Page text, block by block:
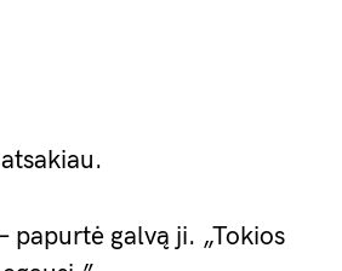
papurtė galvą ji. „Tokios